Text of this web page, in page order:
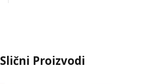
Slični Proizvodi